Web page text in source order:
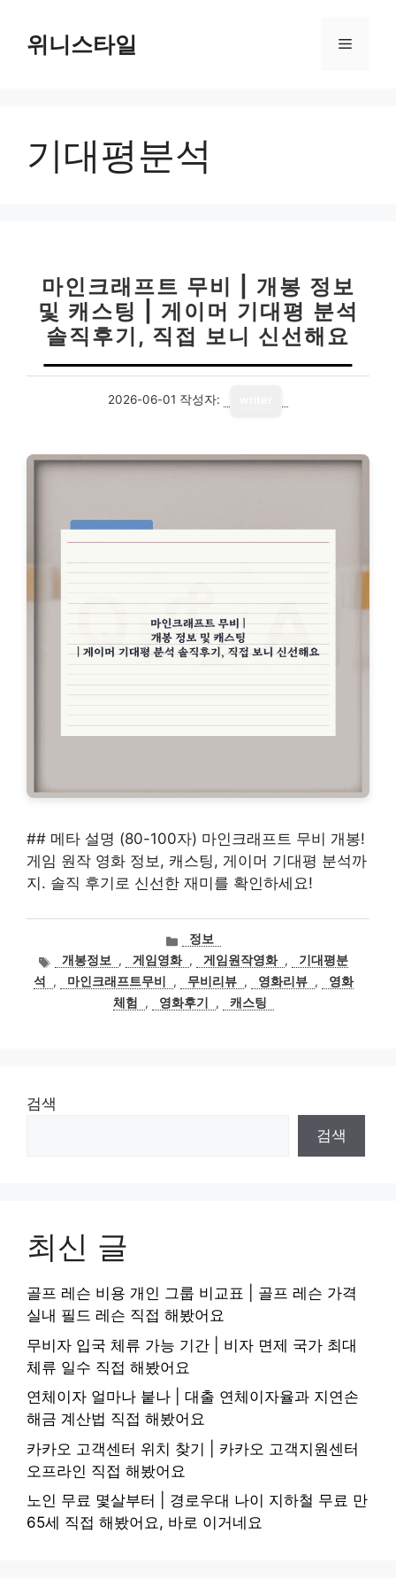
위니스타일 메
기대평분석
마인크래프트 무비 | 개봉 정보
및 캐스팅 | 게이머 기대평 분석
솔직후기, 직접 보니 신선해요
2026-06-01 작성자:
## 메타 설명 (80-100자) 마인크래프트 무비 개봉!
게임 원작 영화 정보, 캐스팅, 게이머 기대평 분석까
지. 솔직 후기로 신선한 재미를 확인하세요!
카
고
리
정보
태개봉정보 , 게임영화 , 게임원작영화 ,
기대평분
석
, 마인크래프트무비 , 무비리뷰 , 영화리뷰 ,
영화
체험
, 영화후기 , 캐스팅
검색
검색
최신 글
골프 레슨 비용 개인 그룹 비교표 | 골프 레슨 가격
실내 필드 레슨 직접 해봤어요
무비자 입국 체류 가능 기간 | 비자 면제 국가 최대
체류 일수 직접 해봤어요
연체이자 얼마나 붙나 | 대출 연체이자율과 지연손
해금 계산법 직접 해봤어요
카카오 고객센터 위치 찾기 | 카카오 고객지원센터
오프라인 직접 해봤어요
노인 무료 몇살부터 | 경로우대 나이 지하철 무료 만
65세 직접 해봤어요, 바로 이거네요